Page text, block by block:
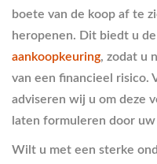
boete van de koop af te
heropenen. Dit biedt u
aankoopkeuring, zodat u
van een financieel risico.
adviseren wij u om deze
laten formuleren door
Wilt u met een sterke